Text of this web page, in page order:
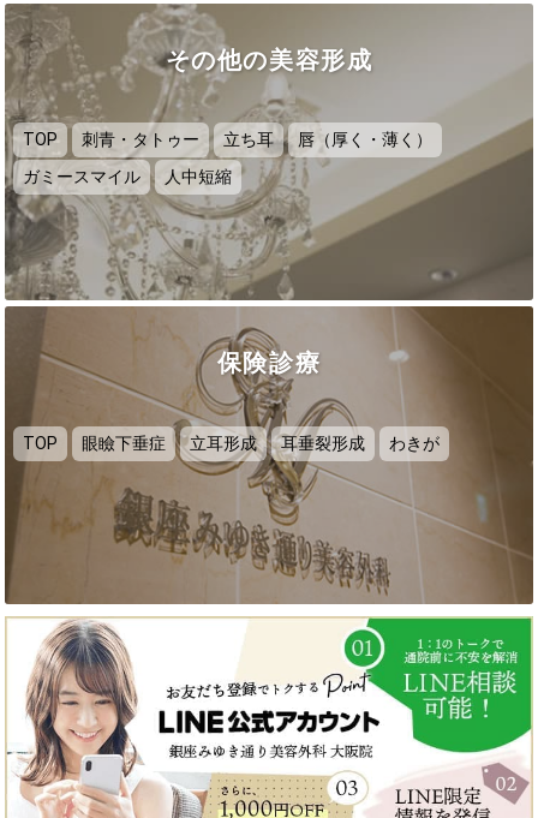
その他の美容形成
TOP 刺青・タトゥー 立ち耳
唇（厚く・薄く）
ガミースマイル
人中短縮
保険診療
TOP 眼瞼下垂症 立耳形成 耳垂裂形成 わきが